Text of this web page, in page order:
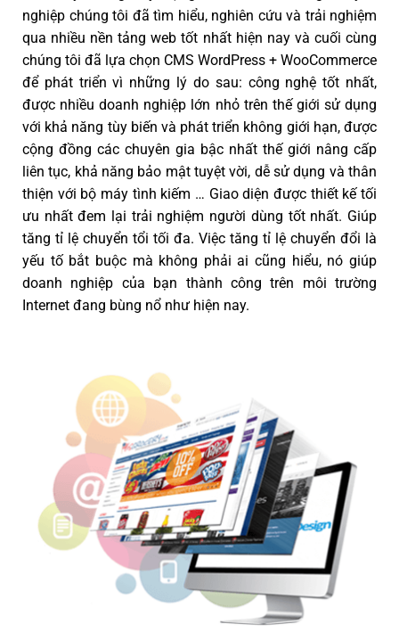
nghiệp chúng tôi đã tìm hiểu, nghiên cứu và trải nghiệm
qua nhiều nền tảng web tốt nhất hiện nay và cuối cùng
chúng tôi đã lựa chọn CMS WordPress + WooCommerce
để phát triển vì những lý do sau: công nghệ tốt nhất,
được nhiều doanh nghiệp lớn nhỏ trên thế giới sử dụng
với khả năng tùy biến và phát triển không giới hạn, được
cộng đồng các chuyên gia bậc nhất thế giới nâng cấp
liên tục, khả năng bảo mật tuyệt vời, dễ sử dụng và thân
thiện với bộ máy tình kiếm … Giao diện được thiết kế tối
ưu nhất đem lại trải nghiệm người dùng tốt nhất. Giúp
tăng tỉ lệ chuyển tổi tối đa. Việc tăng tỉ lệ chuyển đổi là
yếu tố bắt buộc mà không phải ai cũng hiểu, nó giúp
doanh nghiệp của bạn thành công trên môi trường
Internet đang bùng nổ như hiện nay.